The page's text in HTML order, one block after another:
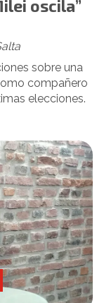
oscila”
sobre una
compañero
elecciones.